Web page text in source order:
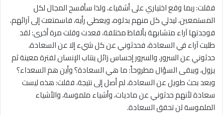
فقلت: ربما وقع اختياري على أشقياء، ولذا سأفسح المجال لكل
المستمعين، ليدلي كل منهم بدلوه، ويعطي رأيه، فاسمتعت إلى آرائهم،
فوجدتها آراء متشابهة بألفاظ مختلفة، فعدت وقلت مرة أخرى: لقد
طلبت آراء في السعادة، فحدثوني عن كل شيء إلا عن السعادة،
حدثوني عن السرور، والسرور إحساس زائل ينتاب الإنسان لفترة معينة ثم
يزول، ويبقى السؤال مطروحاً: ما هي السعادة؟ وأين هم السعداء؟
وبعد بحث طويل عن السعادة، لم أصل إلى نتيجة، فقلت: هذه ليست
سعادة لأنهم حدثوني عن ماديات، وأشياء ملموسة، والأشياء
الملموسة لن تحقق السعادة.